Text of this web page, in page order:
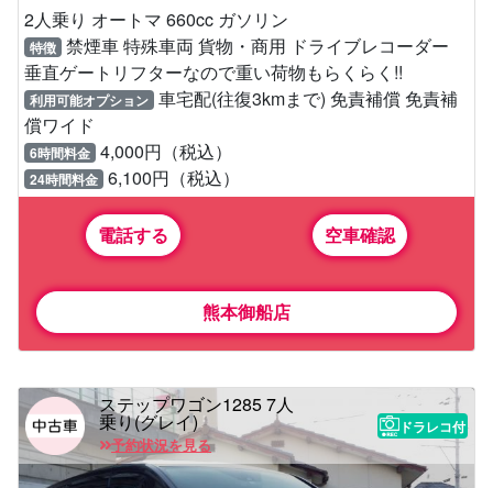
2人乗り オートマ 660cc ガソリン
特徴 禁煙車 特殊車両 貨物・商用 ドライブレコーダー
垂直ゲートリフターなので重い荷物もらくらく!!
利用可能オプション 車宅配(往復3kmまで) 免責補償 免責補
償ワイド
6時間料金 4,000円（税込）
24時間料金 6,100円（税込）
電話する 空車確認
熊本御船店
ステップワゴン1285 7人
乗り(グレイ)
予約状況を見る
ドラレコ付